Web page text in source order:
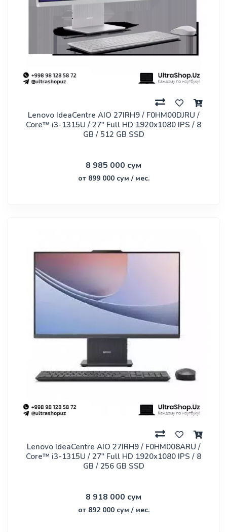
Lenovo IdeaCentre AIO 27IRH9 / F0HM00DJRU /
Core™ i3-1315U / 27" Full HD 1920x1080 IPS / 8
GB / 512 GB SSD
8 985 000 сум
от 899 000 сум / мес.
Lenovo IdeaCentre AIO 27IRH9 / F0HM008ARU /
Core™ i3-1315U / 27" Full HD 1920x1080 IPS / 8
GB / 256 GB SSD
8 918 000 сум
от 892 000 сум / мес.